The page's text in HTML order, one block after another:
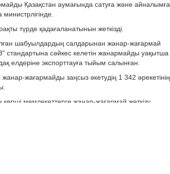
Қазақстан аумағында сатуға және айналымға
түрде қадағаланатынын жеткізді.
шабуылдардың салдарынан жанар-жағармай
стандартына сәйкес келетін жанармайды уақытша
елдеріне экспорттауға тыйым салынған.
жағармайды заңсыз әкетудің 1 342 әрекетінің
көрші мемлекеттерге жанар-жағармай жеткізу